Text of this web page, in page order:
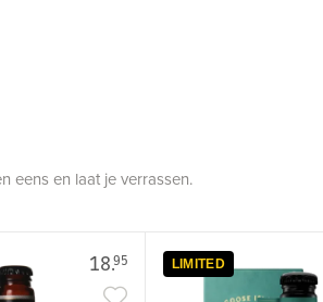
eens en laat je verrassen.
18.95 LIMITED